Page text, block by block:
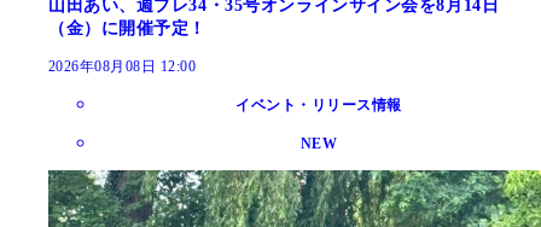
山田あい、週プレ34・35号オンラインサイン会を8月14日
（金）に開催予定！
2026年08月08日 12:00
イベント・リリース情報
NEW